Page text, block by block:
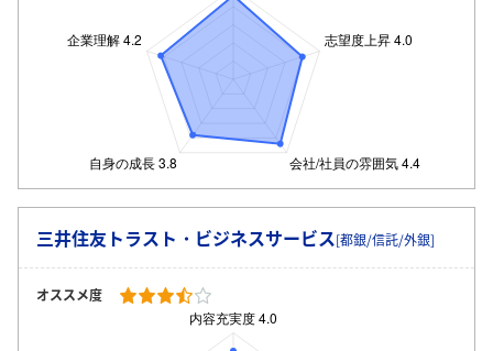
三井住友トラスト・ビジネスサービス[都銀/信託/外銀]
オススメ度